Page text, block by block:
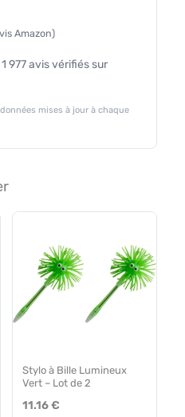
Amazon)
977 avis vérifiés sur
mises à jour à chaque
Stylo à Bille Lumineux
Vert – Lot de 2
11.16 €